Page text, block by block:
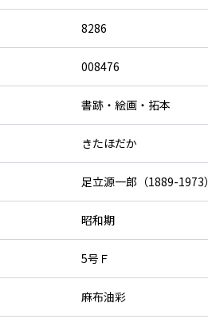
8286
008476
書跡・絵画・拓本
きたほだか
足立源一郎（1889-1973）
昭和期
5号Ｆ
麻布油彩